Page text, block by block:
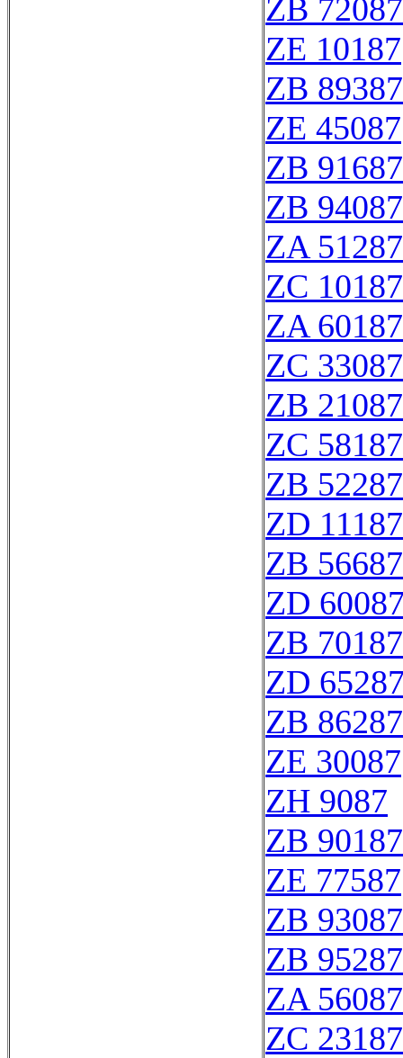
ZB 72087
ZE 10187
ZB 89387
ZE 45087
ZB 91687
ZB 94087
ZA 51287
ZC 10187
ZA 60187
ZC 33087
ZB 21087
ZC 58187
ZB 52287
ZD 11187
ZB 56687
ZD
ZB 70187
ZD
ZB 86287
ZE 30087
ZH 9087
ZB 90187
ZE 77587
ZB 93087
ZB 95287
ZA 56087
ZC 23187